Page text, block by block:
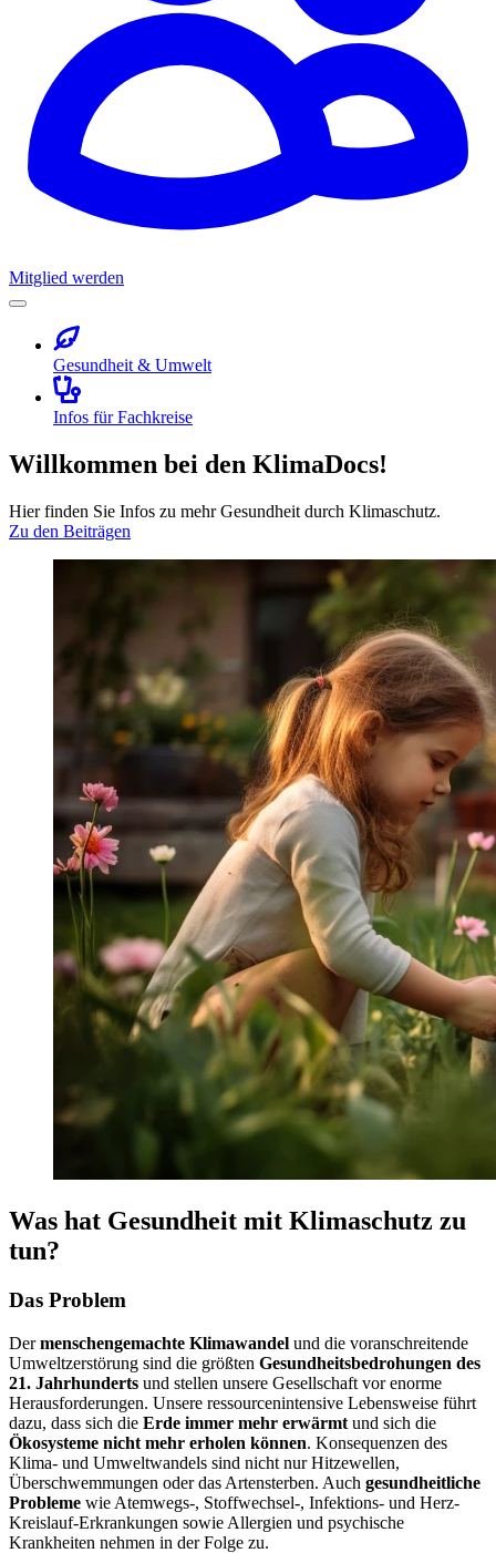
Mitglied werden
Gesundheit & Umwelt
Infos für Fachkreise
Willkommen bei den KlimaDocs!
Hier finden Sie Infos zu mehr Gesundheit durch Klimaschutz.
Zu den Beiträgen
Was hat Gesundheit mit Klimaschutz zu
tun?
Das Problem
Dermenschengemachte Klimawandel und die voranschreitende
Umweltzerstörung sind die größten Gesundheitsbedrohungen des
21. Jahrhunderts und stellen unsere Gesellschaft vor enorme
Herausforderungen. Unsere ressourcenintensive Lebensweise führt
dazu, dass sich die Erde immer mehr erwärmt und sich die
Ökosysteme nicht mehr erholen können. Konsequenzen des
Klima- und Umweltwandels sind nicht nur Hitzewellen,
Überschwemmungen oder das Artensterben. Auch gesundheitliche
Probleme wie Atemwegs-, Stoffwechsel-, Infektions- und Herz-
Kreislauf-Erkrankungen sowie Allergien und psychische
Krankheiten nehmen in der Folge zu.